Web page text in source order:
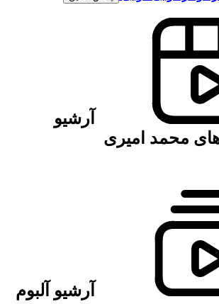
آرشیو
محمد امیری
آرشیو آلبوم